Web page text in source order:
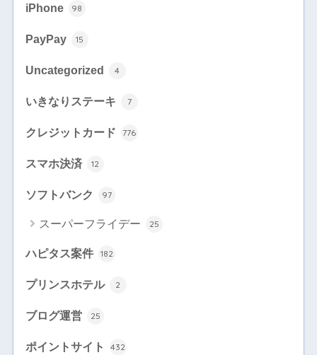
iPhone 98
PayPay 15
Uncategorized 4
いきなりステーキ 7
クレジットカード 776
スマホ決済 12
ソフトバンク 97
スーパーフライデー 25
ハピタス案件 182
プリンスホテル 2
ブログ運営 25
ポイントサイト 432